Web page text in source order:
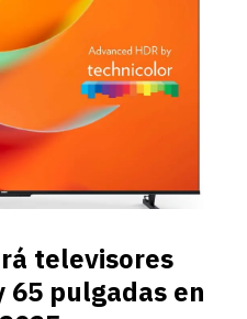
televisores
65 pulgadas en